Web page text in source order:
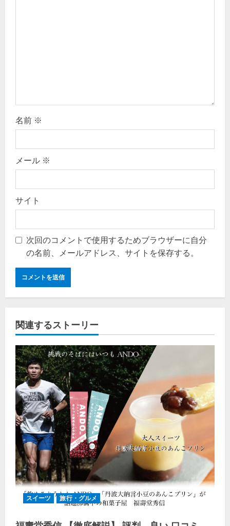
名前 ※
メール ※
サイト
次回のコメントで使用するためブラウザーに自分
の名前、メールアドレス、サイトを保存する。
関連するストーリー
スイーツ 旅行・グルメ